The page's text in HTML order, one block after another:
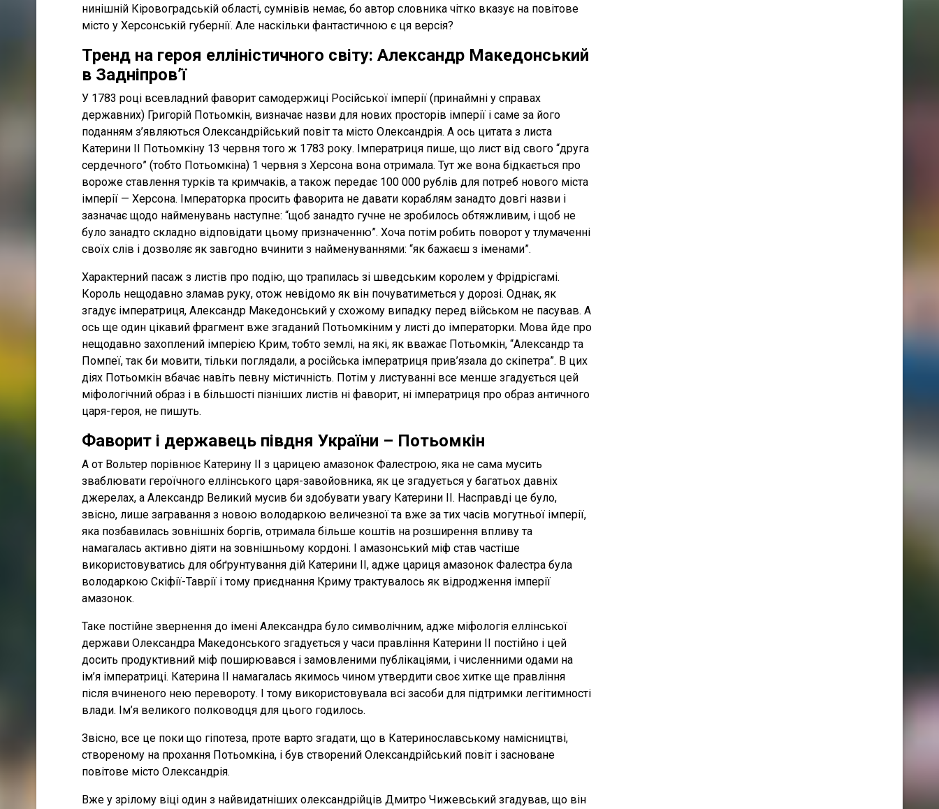
нинішній Кіровоградській області, сумнівів немає, бо автор словника чітко вказує на повітове
місто у Херсонській губернії. Але наскільки фантастичною є ця версія?
Тренд на героя елліністичного світу: Александр Македонський
в Задніпров’ї
У 1783 році всевладний фаворит самодержиці Російської імперії (принаймні у справах
державних) Григорій Потьомкін, визначає назви для нових просторів імперії і саме за його
поданням з’являються Олександрійський повіт та місто Олександрія. А ось цитата з листа
Катерини II Потьомкіну 13 червня того ж 1783 року. Імператриця пише, що лист від свого “друга
сердечного” (тобто Потьомкіна) 1 червня з Херсона вона отримала. Тут же вона бідкається про
вороже ставлення турків та кримчаків, а також передає 100 000 рублів для потреб нового міста
імперії — Херсона. Імператорка просить фаворита не давати кораблям занадто довгі назви і
зазначає щодо найменувань наступне: “щоб занадто гучне не зробилось обтяжливим, і щоб не
було занадто складно відповідати цьому призначенню”. Хоча потім робить поворот у тлумаченні
своїх слів і дозволяє як завгодно вчинити з найменуваннями: “як бажаєш з іменами”.
Характерний пасаж з листів про подію, що трапилась зі шведським королем у Фрідрісгамі.
Король нещодавно зламав руку, отож невідомо як він почуватиметься у дорозі. Однак, як
згадує імператриця, Александр Македонський у схожому випадку перед військом не пасував. А
ось ще один цікавий фрагмент вже згаданий Потьомкіним у листі до імператорки. Мова йде про
нещодавно захоплений імперією Крим, тобто землі, на які, як вважає Потьомкін, “Александр та
Помпеї, так би мовити, тільки поглядали, а російська імператриця прив’язала до скіпетра”. В цих
діях Потьомкін вбачає навіть певну містичність. Потім у листуванні все менше згадується цей
міфологічний образ і в більшості пізніших листів ні фаворит, ні імператриця про образ античного
царя-героя, не пишуть.
Фаворит і державець півдня України – Потьомкін
А от Вольтер порівнює Катерину II з царицею амазонок Фалестрою, яка не сама мусить
зваблювати героїчного еллінського царя-завойовника, як це згадується у багатьох давніх
джерелах, а Александр Великий мусив би здобувати увагу Катерини II. Насправді це було,
звісно, лише загравання з новою володаркою величезної та вже за тих часів могутньої імперії,
яка позбавилась зовнішніх боргів, отримала більше коштів на розширення впливу та
намагалась активно діяти на зовнішньому кордоні. І амазонський міф став частіше
використовуватись для обґрунтування дій Катерини II, адже цариця амазонок Фалестра була
володаркою Скіфії-Таврії і тому приєднання Криму трактувалось як відродження імперії
амазонок.
Таке постійне звернення до імені Александра було символічним, адже міфологія еллінської
держави Олександра Македонського згадується у часи правління Катерини II постійно і цей
досить продуктивний міф поширювався і замовленими публікаціями, і численними одами на
ім’я імператриці. Катерина II намагалась якимось чином утвердити своє хитке ще правління
після вчиненого нею перевороту. І тому використовувала всі засоби для підтримки легітимності
влади. Ім’я великого полководця для цього годилось.
Звісно, все це поки що гіпотеза, проте варто згадати, що в Катеринославському намісництві,
створеному на прохання Потьомкіна, і був створений Олександрійський повіт і засноване
повітове місто Олександрія.
Вже у зрілому віці один з найвидатніших олександрійців Дмитро Чижевський згадував, що він